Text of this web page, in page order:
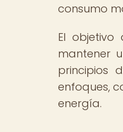
consumo
El
mantener
principios
enfoques,
energía.